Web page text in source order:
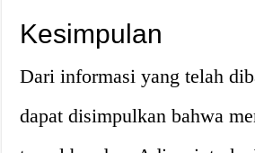
Kesimpulan
Dari informasi yang telah
dapat disimpulkan bahwa